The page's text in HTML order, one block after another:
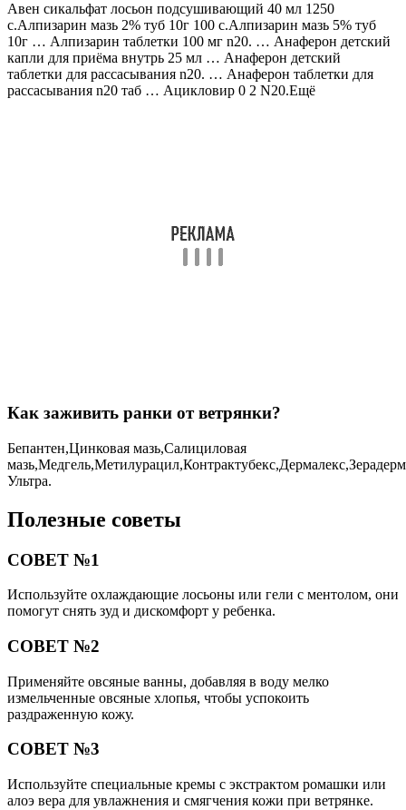
Авен сикальфат лосьон подсушивающий 40 мл 1250
c.Алпизарин мазь 2% туб 10г 100 c.Алпизарин мазь 5% туб
10г … Алпизарин таблетки 100 мг n20. … Анаферон детский
капли для приёма внутрь 25 мл … Анаферон детский
таблетки для рассасывания n20. … Анаферон таблетки для
рассасывания n20 таб … Ацикловир 0 2 N20.Ещё
Как заживить ранки от ветрянки?
Бепантен,Цинковая мазь,Салициловая
мазь,Медгель,Метилурацил,Контрактубекс,Дермалекс,Зерадерм
Ультра.
Полезные советы
СОВЕТ №1
Используйте охлаждающие лосьоны или гели с ментолом, они
помогут снять зуд и дискомфорт у ребенка.
СОВЕТ №2
Применяйте овсяные ванны, добавляя в воду мелко
измельченные овсяные хлопья, чтобы успокоить
раздраженную кожу.
СОВЕТ №3
Используйте специальные кремы с экстрактом ромашки или
алоэ вера для увлажнения и смягчения кожи при ветрянке.